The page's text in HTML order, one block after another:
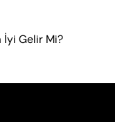
İyi Gelir Mi?